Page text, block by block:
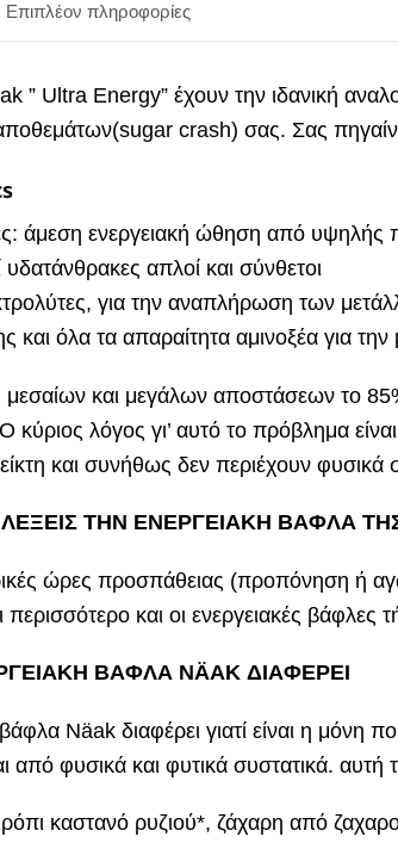
Επιπλέον πληροφορίες
” Ultra Energy” έχουν την ιδανική
crash) σας. Σας
άμεση ενεργειακή ώθηση από υψηλής
απλοί και σύνθετοι
για την αναπλήρωση των
και όλα τα απαραίτητα αμινοξέα για
και μεγάλων αποστάσεων το
λόγος γι’ αυτό το πρόβλημα
και συνήθως δεν περιέχουν φυσικά
ΤΗΝ ΕΝΕΡΓΕΙΑΚΗ ΒΑΦΛΑ
ώρες προσπάθειας (προπόνηση ή
περισσότερο και οι ενεργειακές
ΒΑΦΛΑ NÄAK ΔΙΑΦΕΡΕΙ
Näak διαφέρει γιατί είναι η μόνη
από φυσικά και φυτικά συστατικά.
καστανό ρυζιού*, ζάχαρη από